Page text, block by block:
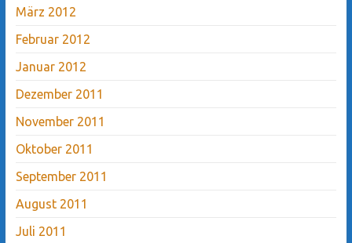
März 2012
Februar 2012
Januar 2012
Dezember 2011
November 2011
Oktober 2011
September 2011
August 2011
Juli 2011